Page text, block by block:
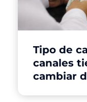
Tipo de
canales
cambiar